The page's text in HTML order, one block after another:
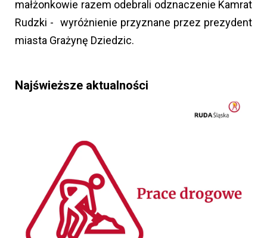
małżonkowie razem odebrali odznaczenie Kamrat
Rudzki - wyróżnienie przyznane przez prezydent
miasta Grażynę Dziedzic.
Najświeższe aktualności